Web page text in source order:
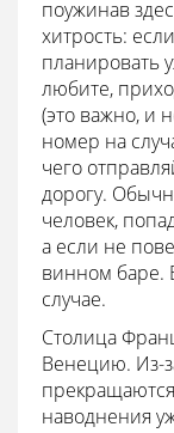
поужинав
хитрость:
планировать
любите,
(это важно, и
номер на
чего
дорогу.
человек,
а если не
винном баре.
случае.
Столица
Венецию. Из-
наводнения